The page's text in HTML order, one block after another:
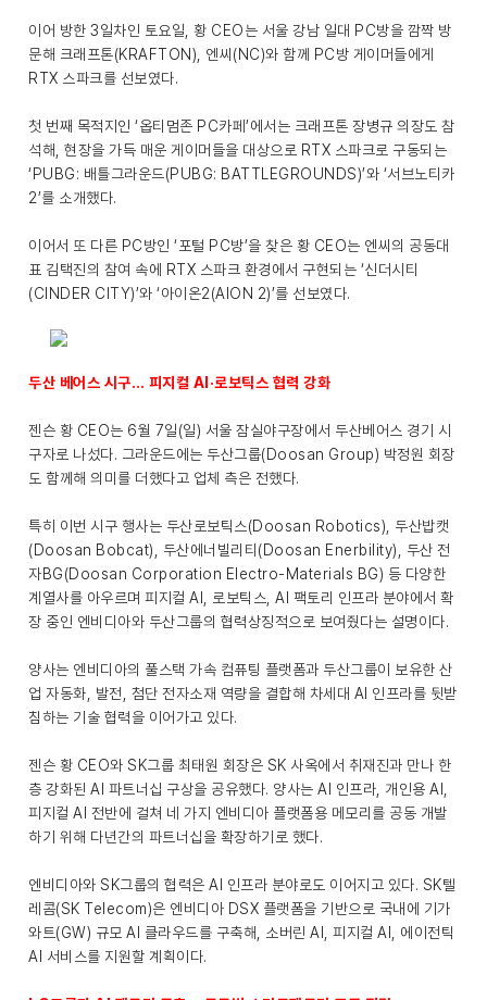
이어 방한 3일차인 토요일, 황 CEO는 서울 강남 일대 PC방을 깜짝 방
문해 크래프톤(KRAFTON), 엔씨(NC)와 함께 PC방 게이머들에게
RTX 스파크를 선보였다.
첫 번째 목적지인 ‘옵티멈존 PC카페’에서는 크래프톤 장병규 의장도 참
석해, 현장을 가득 매운 게이머들을 대상으로 RTX 스파크로 구동되는
‘PUBG: 배틀그라운드(PUBG: BATTLEGROUNDS)’와 ‘서브노티카
2’를 소개했다.
이어서 또 다른 PC방인 ‘포털 PC방’을 찾은 황 CEO는 엔씨의 공동대
표 김택진의 참여 속에 RTX 스파크 환경에서 구현되는 ‘신더시티
(CINDER CITY)’와 ‘아이온2(AION 2)’를 선보였다.
두산 베어스 시구… 피지컬 AI·로보틱스 협력 강화
젠슨 황 CEO는 6월 7일(일) 서울 잠실야구장에서 두산베어스 경기 시
구자로 나섰다. 그라운드에는 두산그룹(Doosan Group) 박정원 회장
도 함께해 의미를 더했다고 업체 측은 전했다.
특히 이번 시구 행사는 두산로보틱스(Doosan Robotics), 두산밥캣
(Doosan Bobcat), 두산에너빌리티(Doosan Enerbility), 두산 전
자BG(Doosan Corporation Electro-Materials BG) 등 다양한
계열사를 아우르며 피지컬 AI, 로보틱스, AI 팩토리 인프라 분야에서 확
장 중인 엔비디아와 두산그룹의 협력상징적으로 보여줬다는 설명이다.
양사는 엔비디아의 풀스택 가속 컴퓨팅 플랫폼과 두산그룹이 보유한 산
업 자동화, 발전, 첨단 전자소재 역량을 결합해 차세대 AI 인프라를 뒷받
침하는 기술 협력을 이어가고 있다.
젠슨 황 CEO와 SK그룹 최태원 회장은 SK 사옥에서 취재진과 만나 한
층 강화된 AI 파트너십 구상을 공유했다. 양사는 AI 인프라, 개인용 AI,
피지컬 AI 전반에 걸쳐 네 가지 엔비디아 플랫폼용 메모리를 공동 개발
하기 위해 다년간의 파트너십을 확장하기로 했다.
엔비디아와 SK그룹의 협력은 AI 인프라 분야로도 이어지고 있다. SK텔
레콤(SK Telecom)은 엔비디아 DSX 플랫폼을 기반으로 국내에 기가
와트(GW) 규모 AI 클라우드를 구축해, 소버린 AI, 피지컬 AI, 에이전틱
AI 서비스를 지원할 계획이다.